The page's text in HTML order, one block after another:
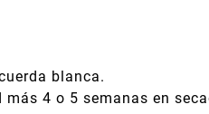
blanca.
4 o 5 semanas en